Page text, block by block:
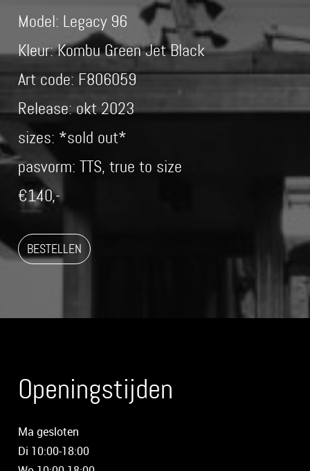
Model: Legacy 96
Kleur: Kombu Green Jet Black
Art code: F806059
Release: okt 2023
sizes: *sold out*
pasvorm: TTS, true to size
€140,-
BESTELLEN
Openingstijden
Ma gesloten
Di 10:00-18:00